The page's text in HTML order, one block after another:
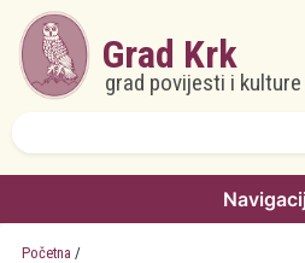
Skoči na glavni sadržaj
Grad Krk
grad povijesti i kulture
Početna /